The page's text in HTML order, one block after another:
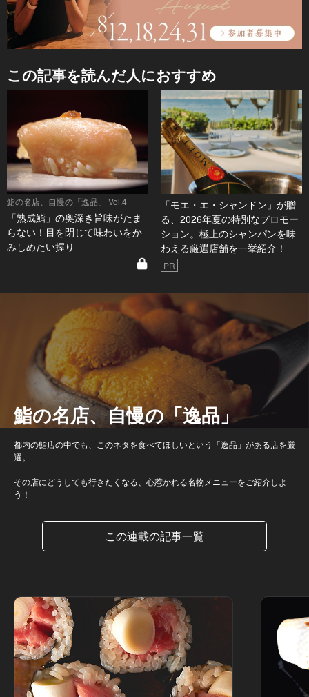
この記事を読んだ人におすすめ
鮨の名店、自慢の「逸品」 Vol.4
「熟成鮨」の奥深き旨味がたま
らない！目を閉じて味わいをか
みしめたい握り
「モエ・エ・シャンドン」が贈
る、2026年夏の特別なプロモー
ション。極上のシャンパンを味
わえる厳選店舗を一挙紹介！
PR
鮨の名店、自慢の「逸品」
都内の鮨店の中でも、このネタを食べてほしいという「逸品」がある店を厳
選。
その店にどうしても行きたくなる、心惹かれる名物メニューをご紹介しよ
う！
この連載の記事一覧